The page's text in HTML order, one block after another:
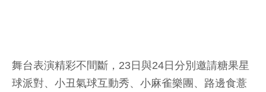
舞台表演精彩不間斷，23日與24日分別邀請糖果星
球派對、小丑氣球互動秀、小麻雀樂團、路邊食薏